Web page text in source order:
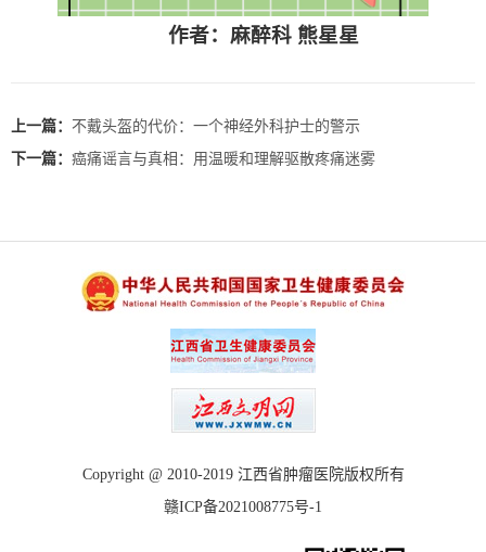
作者：麻醉科 熊星星
上一篇： 不戴头盔的代价：一个神经外科护士的警示
下一篇： 癌痛谣言与真相：用温暖和理解驱散疼痛迷雾
Copyright @ 2010-2019 江西省肿瘤医院版权所有
赣ICP备2021008775号-1